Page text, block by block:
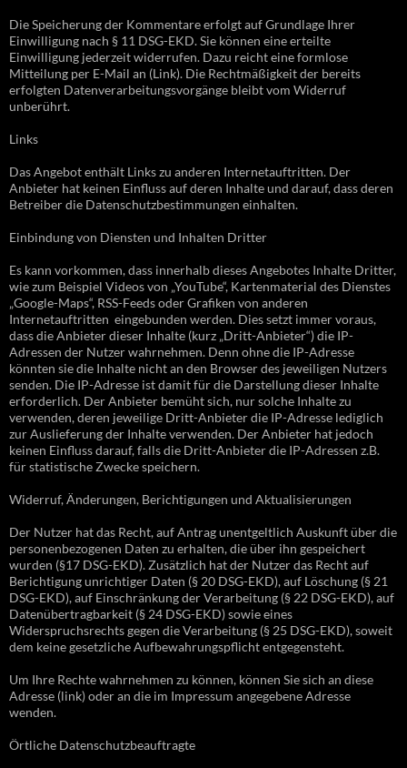
Die Speicherung der Kommentare erfolgt auf Grundlage Ihrer
Einwilligung nach § 11 DSG-EKD. Sie können eine erteilte
Einwilligung jederzeit widerrufen. Dazu reicht eine formlose
Mitteilung per E-Mail an (Link). Die Rechtmäßigkeit der bereits
erfolgten Datenverarbeitungsvorgänge bleibt vom Widerruf
unberührt.
Links
Das Angebot enthält Links zu anderen Internetauftritten. Der
Anbieter hat keinen Einfluss auf deren Inhalte und darauf, dass deren
Betreiber die Datenschutzbestimmungen einhalten.
Einbindung von Diensten und Inhalten Dritter
Es kann vorkommen, dass innerhalb dieses Angebotes Inhalte Dritter,
wie zum Beispiel Videos von „YouTube“, Kartenmaterial des Dienstes
„Google-Maps“, RSS-Feeds oder Grafiken von anderen
Internetauftritten eingebunden werden. Dies setzt immer voraus,
dass die Anbieter dieser Inhalte (kurz „Dritt-Anbieter“) die IP-
Adressen der Nutzer wahrnehmen. Denn ohne die IP-Adresse
könnten sie die Inhalte nicht an den Browser des jeweiligen Nutzers
senden. Die IP-Adresse ist damit für die Darstellung dieser Inhalte
erforderlich. Der Anbieter bemüht sich, nur solche Inhalte zu
verwenden, deren jeweilige Dritt-Anbieter die IP-Adresse lediglich
zur Auslieferung der Inhalte verwenden. Der Anbieter hat jedoch
keinen Einfluss darauf, falls die Dritt-Anbieter die IP-Adressen z.B.
für statistische Zwecke speichern.
Widerruf, Änderungen, Berichtigungen und Aktualisierungen
Der Nutzer hat das Recht, auf Antrag unentgeltlich Auskunft über die
personenbezogenen Daten zu erhalten, die über ihn gespeichert
wurden (§17 DSG-EKD). Zusätzlich hat der Nutzer das Recht auf
Berichtigung unrichtiger Daten (§ 20 DSG-EKD), auf Löschung (§ 21
DSG-EKD), auf Einschränkung der Verarbeitung (§ 22 DSG-EKD), auf
Datenübertragbarkeit (§ 24 DSG-EKD) sowie eines
Widerspruchsrechts gegen die Verarbeitung (§ 25 DSG-EKD), soweit
dem keine gesetzliche Aufbewahrungspflicht entgegensteht.
Um Ihre Rechte wahrnehmen zu können, können Sie sich an diese
Adresse (link) oder an die im Impressum angegebene Adresse
wenden.
Örtliche Datenschutzbeauftragte